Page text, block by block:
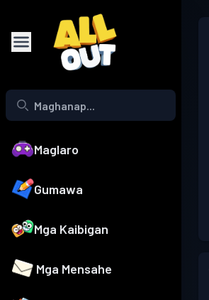
Maglaro
Gumawa
Mga Kaibigan
Mga Mensahe